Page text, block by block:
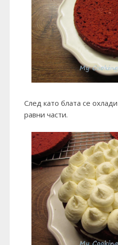
След като блата се
равни части.